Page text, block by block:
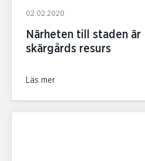
02.02.2020
Närheten till staden är
skärgårds resurs
Läs mer